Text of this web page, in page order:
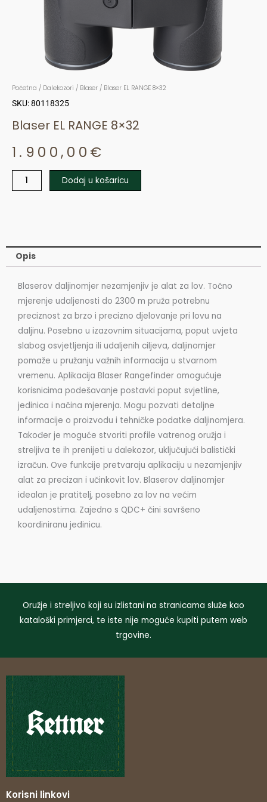
Početna / Dalekozori / Blaser / Blaser EL RANGE 8×32
SKU: 80118325
Blaser EL RANGE 8×32
1.900,00 €
Blaser
količina
Dodaj u košaricu
Opis
Blaserov daljinomjer nezamjenjiv je alat za lov. Točno
mjerenje udaljenosti do 2300 m pruža potrebnu
preciznost za brzo i precizno djelovanje pri lovu na
daljinu. Posebno u izazovnim situacijama, poput uvjeta
slabog osvjetljenja ili udaljenih ciljeva, daljinomjer
pomaže u pružanju važnih informacija u stvarnom
vremenu. Aplikacija Blaser Rangefinder omogućuje
korisnicima podešavanje postavki poput svjetline,
jedinica i načina mjerenja. Mogu pozvati detaljne
informacije o proizvodu i tehničke podatke daljinomjera.
Također je moguće stvoriti profile vatrenog oružja i
streljiva te ih prenijeti u dalekozor, uključujući balistički
izračun. Ove funkcije pretvaraju aplikaciju u nezamjenjiv
alat za precizan i učinkovit lov. Blaserov daljinomjer
idealan je pratitelj, posebno za lov na većim
udaljenostima. Zajedno s QDC+ čini savršeno
koordiniranu jedinicu.
Oružje i streljivo koji su izlistani na stranicama služe kao
kataloški primjerci, te iste nije moguće kupiti putem web
trgovine.
Korisni linkovi